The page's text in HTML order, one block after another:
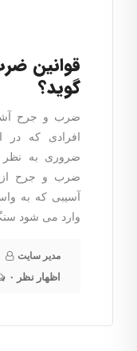
قوانین
گوید؟
ضرب و جرح
افرادی که در
ضروری به نظر
ضرب و جرح از
آسیبی که به
وارد می شود
مدیر سایت
۰ اظهار نظر